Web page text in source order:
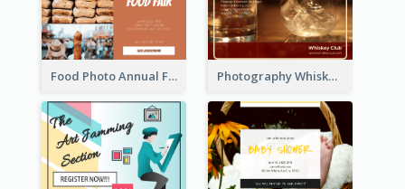
Food Photo Annual Food Fair Invitation Facebook Post Photography Whiskey Day Facebook Post With Details